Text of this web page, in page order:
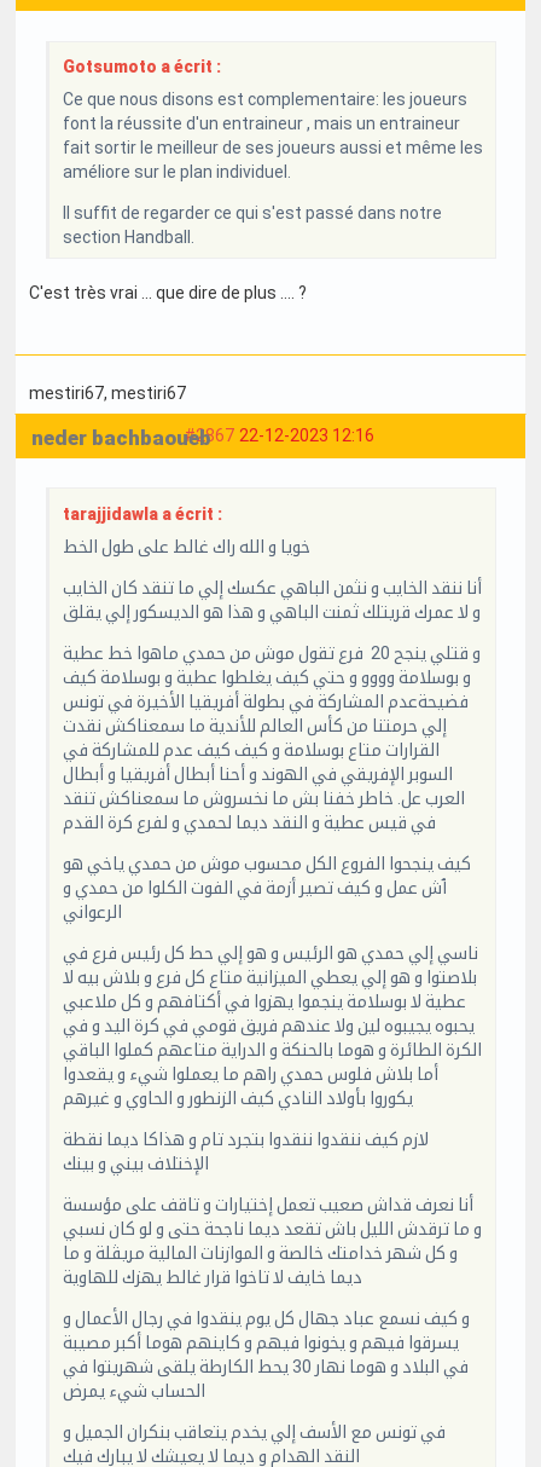
Gotsumoto a écrit :
Ce que nous disons est complementaire: les joueurs
font la réussite d'un entraineur , mais un entraineur
fait sortir le meilleur de ses joueurs aussi et même les
améliore sur le plan individuel.
Il suffit de regarder ce qui s'est passé dans notre
section Handball.
C'est très vrai ... que dire de plus .... ?
mestiri67, mestiri67
#2867 22-12-2023 12:16
neder bachbaoueb
tarajjidawla a écrit :
خويا و الله راك غالط على طول الخط
أنا ننقد الخايب و نثمن الباهي عكسك إلي ما تنقد كان الخايب
و لا عمرك قريتلك ثمنت الباهي و هذا هو الديسكور إلي يقلق
و قتلي ينجح 20 فرع تقول موش من حمدي ماهوا خط عطية
و بوسلامة وووو و حتي كيف يغلطوا عطية و بوسلامة كيف
فضيحةعدم المشاركة في بطولة أفريقيا الأخيرة في تونس
إلي حرمتنا من كأس العالم للأندية ما سمعناكش نقدت
القرارات متاع بوسلامة و كيف كيف عدم للمشاركة في
السوبر الإفريقي في الهوند و أحنا أبطال أفريقيا و أبطال
العرب عل. خاطر خفنا بش ما نخسروش ما سمعناكش تنقد
في قيس عطية و النقد ديما لحمدي و لفرع كرة القدم
كيف ينجحوا الفروع الكل محسوب موش من حمدي ياخي هو
ٱش عمل و كيف تصير أزمة في الفوت الكلوا من حمدي و
الرعواني
ناسي إلي حمدي هو الرئيس و هو إلي حط كل رئيس فرع في
بلاصتوا و هو إلي يعطي الميزانية متاع كل فرع و بلاش بيه لا
عطية لا بوسلامة ينجموا يهزوا في أكتافهم و كل ملاعبي
يحبوه يجيبوه لين ولا عندهم فريق قومي في كرة اليد و في
الكرة الطائرة و هوما بالحنكة و الدراية متاعهم كملوا الباقي
أما بلاش فلوس حمدي راهم ما يعملوا شيء و يقعدوا
يكوروا بأولاد النادي كيف الزنطور و الحاوي و غيرهم
لازم كيف ننقدوا ننقدوا بتجرد تام و هذاكا ديما نقطة
الإختلاف بيني و بينك
أنا نعرف قداش صعيب تعمل إختيارات و تاقف على مؤسسة
و ما ترقدش الليل باش تقعد ديما ناجحة حتى و لو كان نسبي
و كل شهر خدامتك خالصة و الموازنات المالية مريڤلة و ما
ديما خايف لا تاخوا قرار غالط يهزك للهاوية
و كيف نسمع عباد جهال كل يوم ينقدوا في رجال الأعمال و
يسرقوا فيهم و يخونوا فيهم و كاينهم هوما أكبر مصيبة
في البلاد و هوما نهار 30 يحط الكارطة يلقى شهريتوا في
الحساب شيء يمرض
في تونس مع الأسف إلي يخدم يتعاقب بنكران الجميل و
النقد الهدام و ديما لا يعيشك لا يبارك فيك